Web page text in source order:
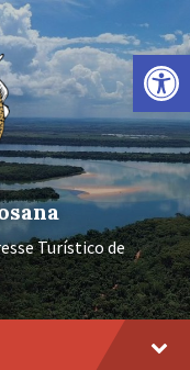
Barra de Ferramentas Aberta
Turístico de